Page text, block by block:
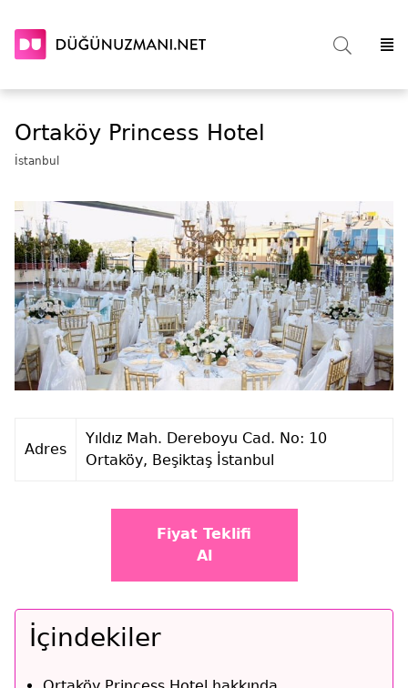
Ortaköy Princess Hotel
İstanbul
Adres
Yıldız Mah. Dereboyu Cad. No: 10
Ortaköy, Beşiktaş İstanbul
Fiyat Teklifi
Al
İçindekiler